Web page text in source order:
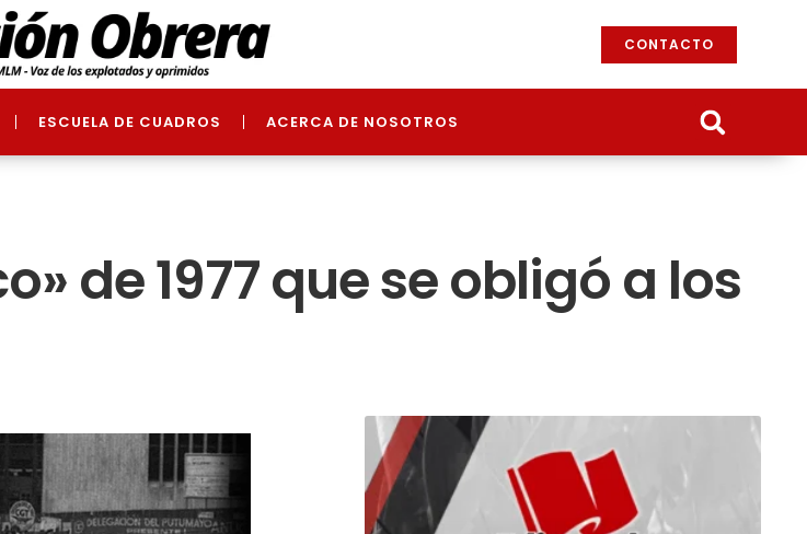
CONTACTO
ESCUELA DE CUADROS ACERCA DE NOSOTROS
de 1977 que se obligó a los